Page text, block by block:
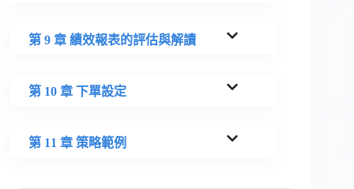
第 9 章 績效報表的評估與解讀
第 10 章 下單設定
第 11 章 策略範例